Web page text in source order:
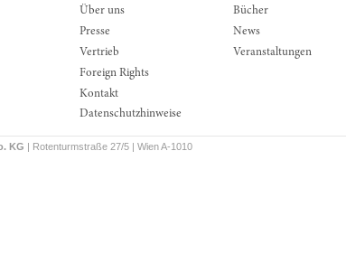
Über uns
Presse
Vertrieb
Foreign Rights
Kontakt
Datenschutzhinweise
Bücher
News
Veranstaltungen
KG | Rotenturmstraße 27/5 | Wien A-1010